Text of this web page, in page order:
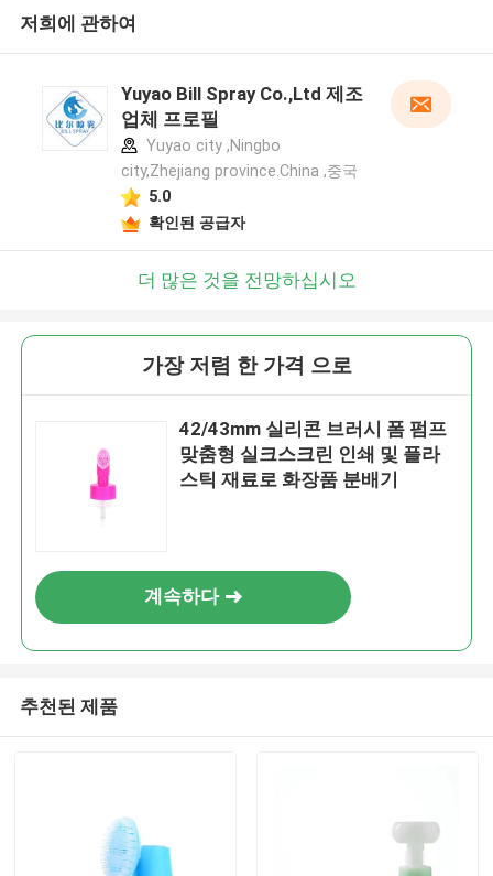
저희에 관하여
Yuyao Bill Spray Co.,Ltd 제조
업체 프로필
Yuyao city ,Ningbo
city,Zhejiang province.China ,중국
5.0
확인된 공급자
더 많은 것을 전망하십시오
가장 저렴 한 가격 으로
42/43mm 실리콘 브러시 폼 펌프
맞춤형 실크스크린 인쇄 및 플라
스틱 재료로 화장품 분배기
계속하다
추천된 제품